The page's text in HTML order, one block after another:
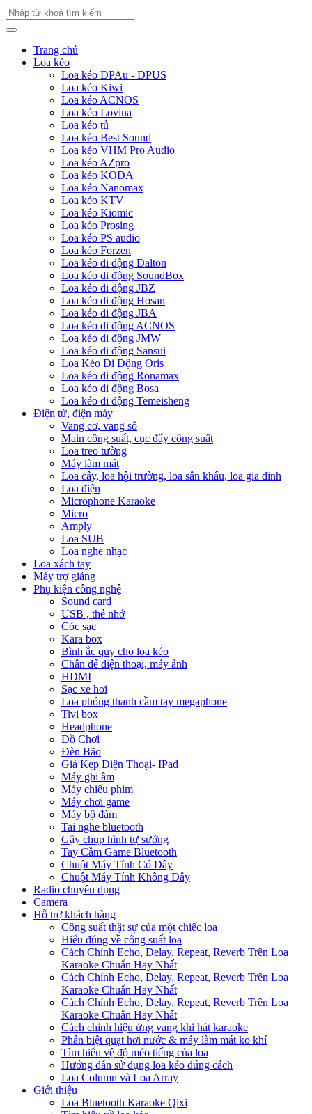
Trang chủ
Loa kéo
Loa kéo DPAu - DPUS
Loa kéo Kiwi
Loa kéo ACNOS
Loa kéo Lovina
Loa kéo tủ
Loa kéo Best Sound
Loa kéo VHM Pro Audio
Loa kéo AZpro
Loa kéo KODA
Loa kéo Nanomax
Loa kéo KTV
Loa kéo Kiomic
Loa kéo Prosing
Loa kéo PS audio
Loa kéo Forzen
Loa kéo di động Dalton
Loa kéo di động SoundBox
Loa kéo di động JBZ
Loa kéo di động Hosan
Loa kéo di động JBA
Loa kéo di động ACNOS
Loa kéo di động JMW
Loa kéo di động Sansui
Loa Kéo Di Động Oris
Loa kéo di động Ronamax
Loa kéo di động Bosa
Loa kéo di động Temeisheng
Điện tử, điện máy
Vang cơ, vang số
Main công suất, cục đẩy công suất
Loa treo tường
Máy làm mát
Loa cây, loa hội trường, loa sân khấu, loa gia đinh
Loa điện
Microphone Karaoke
Micro
Amply
Loa SUB
Loa nghe nhạc
Loa xách tay
Máy trợ giảng
Phụ kiện công nghệ
Sound card
USB , thẻ nhớ
Cóc sạc
Kara box
Bình ắc quy cho loa kéo
Chân để điện thoại, máy ảnh
HDMI
Sạc xe hơi
Loa phóng thanh cầm tay megaphone
Tivi box
Headphone
Đồ Chơi
Đèn Bão
Giá Kẹp Điện Thoại- IPad
Máy ghi âm
Máy chiếu phim
Máy chơi game
Máy bộ đàm
Tai nghe bluetooth
Gậy chụp hình tự sướng
Tay Cầm Game Bluetooth
Chuột Máy Tính Có Dây
Chuột Máy Tính Không Dây
Radio chuyên dụng
Camera
Hỗ trợ khách hàng
Công suất thật sự của một chiếc loa
Hiểu đúng về công suất loa
Cách Chỉnh Echo, Delay, Repeat, Reverb Trên Loa
Karaoke Chuẩn Hay Nhất
Cách Chỉnh Echo, Delay, Repeat, Reverb Trên Loa
Karaoke Chuẩn Hay Nhất
Cách Chỉnh Echo, Delay, Repeat, Reverb Trên Loa
Karaoke Chuẩn Hay Nhất
Cách chỉnh hiệu ứng vang khi hát karaoke
Phân biệt quạt hơi nước & máy làm mát ko khí
Tìm hiểu vệ độ méo tiếng của loa
Hướng dẫn sử dụng loa kéo đúng cách
Loa Column và Loa Array
Giới thiệu
Loa Bluetooth Karaoke Qixi